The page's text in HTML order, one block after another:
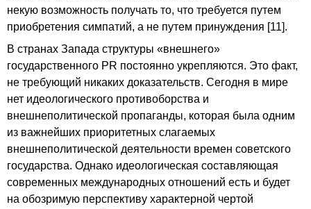
некую возможность получать то, что требуется путем
приобретения симпатий, а не путем принуждения [11].
В странах Запада структуры «внешнего»
государственного PR постоянно укрепляются. Это факт,
не требующий никаких доказательств. Сегодня в мире
нет идеологического противоборства и
внешнеполитической пропаганды, которая была одним
из важнейших приоритетных слагаемых
внешнеполитической деятельности времен советского
государства. Однако идеологическая составляющая
современных международных отношений есть и будет
на обозримую перспективу характерной чертой